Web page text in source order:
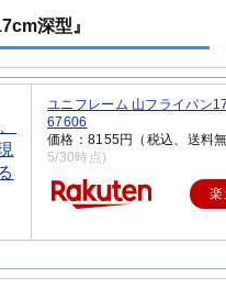
深型』
ユニフレーム 山フライパン
67606
価格：8155円（税込、送料
5/30時点)